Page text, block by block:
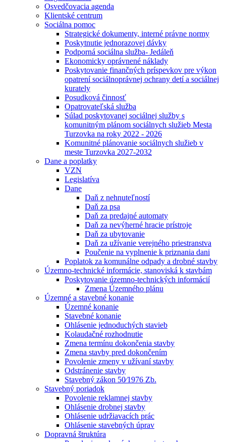
Osvedčovacia agenda
Klientské centrum
Sociálna pomoc
Strategické dokumenty, interné právne normy
Poskytnutie jednorazovej dávky
Podporná sociálna služba- Jedáleň
Ekonomicky oprávnené náklady
Poskytovanie finančných príspevkov pre výkon
opatrení sociálnoprávnej ochrany detí a sociálnej
kurately
Posudková činnosť
Opatrovateľská služba
Súlad poskytovanej sociálnej služby s
komunitným plánom sociálnych služieb Mesta
Turzovka na roky 2022 - 2026
Komunitné plánovanie sociálnych služieb v
meste Turzovka 2027-2032
Dane a poplatky
VZN
Legislatíva
Dane
Daň z nehnuteľností
Daň za psa
Daň za predajné automaty
Daň za nevýherné hracie prístroje
Daň za ubytovanie
Daň za užívanie verejného priestranstva
Poučenie na vyplnenie k priznania dani
Poplatok za komunálne odpady a drobné stavby
Územno-technické informácie, stanoviská k stavbám
Poskytovanie územno-technických informácií
Zmena Územného plánu
Územné a stavebné konanie
Územné konanie
Stavebné konanie
Ohlásenie jednoduchých stavieb
Kolaudačné rozhodnutie
Zmena termínu dokončenia stavby
Zmena stavby pred dokončením
Povolenie zmeny v užívaní stavby
Odstránenie stavby
Stavebný zákon 50⁄1976 Zb.
Stavebný poriadok
Povolenie reklamnej stavby
Ohlásenie drobnej stavby
Ohlásenie udržiavacích prác
Ohlásenie stavebných úprav
Dopravná štruktúra